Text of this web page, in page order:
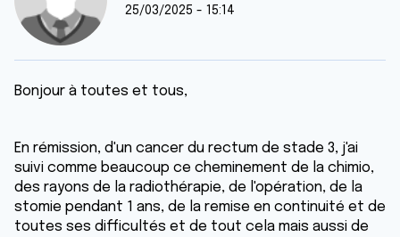
25/03/2025 - 15:14
Bonjour à toutes et tous,
En rémission, d'un cancer du rectum de stade 3, j'ai
suivi comme beaucoup ce cheminement de la chimio,
des rayons de la radiothérapie, de l'opération, de la
stomie pendant 1 ans, de la remise en continuité et de
toutes ses difficultés et de tout cela mais aussi de